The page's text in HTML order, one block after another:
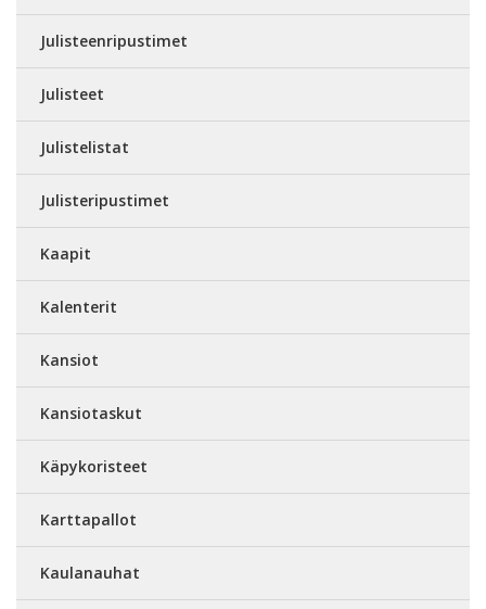
Julisteenripustimet
Julisteet
Julistelistat
Julisteripustimet
Kaapit
Kalenterit
Kansiot
Kansiotaskut
Käpykoristeet
Karttapallot
Kaulanauhat